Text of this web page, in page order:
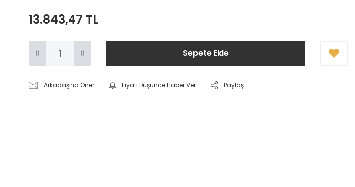
13.843,47 TL
Sepete Ekle
Arkadaşına Öner Fiyatı Düşünce Haber Ver Paylaş